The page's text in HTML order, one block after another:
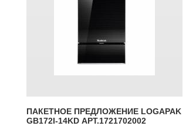
ПАКЕТНОЕ ПРЕДЛОЖЕНИЕ LOGAPAK
GB172I-14KD АРТ.1721702002